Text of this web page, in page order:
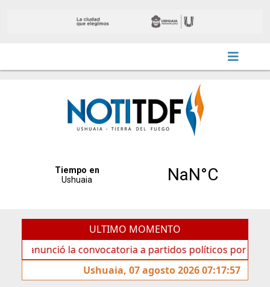
ULTIMO MOMENTO
la convocatoria a partidos políticos por «ficha
Ushuaia, 07 agosto 2026 07:17:57